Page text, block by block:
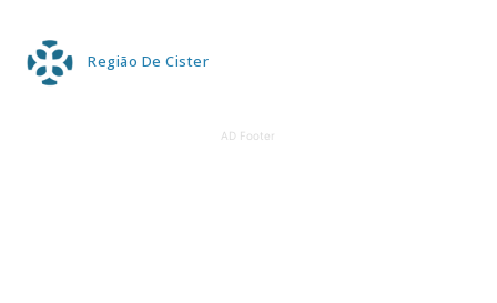
Região De Cister
AD Footer